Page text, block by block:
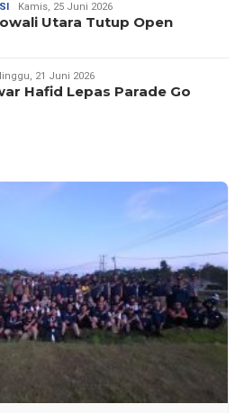
Kamis, 25 Juni 2026
Utara Tutup Open
21 Juni 2026
Hafid Lepas Parade Go